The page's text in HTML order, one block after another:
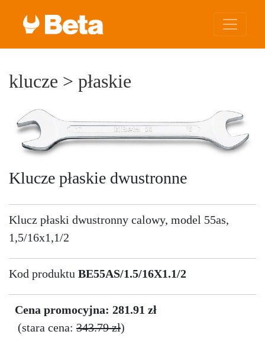
klucze > płaskie
Klucze płaskie dwustronne
Klucz płaski dwustronny calowy, model 55as,
1,5/16x1,1/2
Kod produktu BE55AS/1.5/16X1.1/2
Cena promocyjna: 281.91 zł
(stara cena: 343.79 zł)